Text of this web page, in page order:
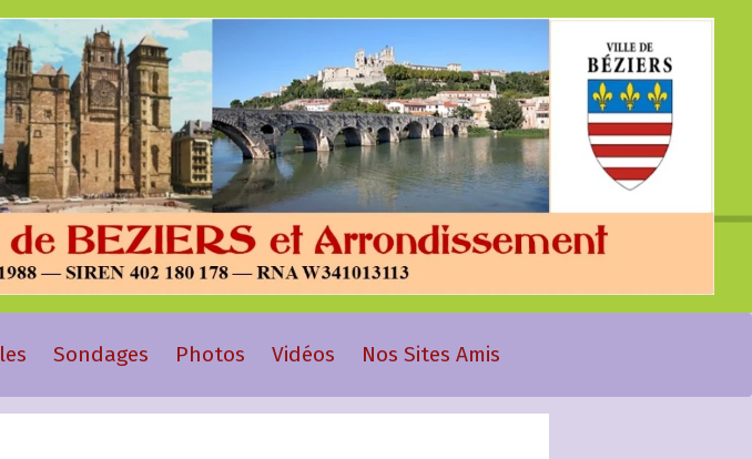
Sondages Photos Vidéos Nos Sites Amis